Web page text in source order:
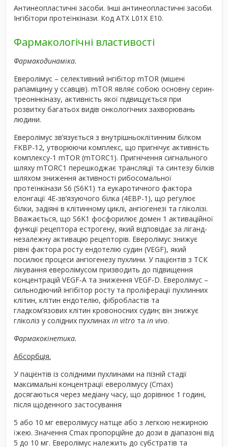
Антинеопластичні засоби. Інші антинеопластичні засоби.
Інгібітори протеїнкінази. Код АТХ L01X E10.
Фармакологічні властивості
Фармакодинаміка.
Еверолімус – селективний інгібітор mTOR (мішені
рапаміцину у ссавців). mTOR являє собою основну серин-
треонінкіназу, активність якої підвищується при
розвитку багатьох видів онкологічних захворювань
людини.
Еверолімус зв’язується з внутрішньоклітинним білком
FKBP-12, утворюючи комплекс, що пригнічує активність
комплексу-1 mTOR (mTORC1). Пригнічення сигнального
шляху mTORC1 перешкоджає трансляції та синтезу білків
шляхом зниження активності рибосомальної
протеїнкінази S6 (S6K1) та еукаротичного фактора
елонгації 4E-зв’язуючого білка (4EBP-1), що регулює
білки, задіяні в клітинному циклі, ангіогенезі та гліколізі.
Вважається, що S6K1 фосфорилює домен 1 активаційної
функції рецептора естрогену, який відповідає за ліганд-
незалежну активацію рецепторів. Еверолімус знижує
рівні фактора росту ендотелію судин (VEGF), який
посилює процеси ангіогенезу пухлини. У пацієнтів з ТСК
лікування еверолімусом призводить до підвищення
концентрацій VEGF‑A та зниження VEGF‑D. Еверолімус –
сильнодіючий інгібітор росту та проліферації пухлинних
клітин, клітин ендотелію, фібробластів та
гладком’язових клітин кровоносних судин; він знижує
гліколіз у солідних пухлинах in vitro та in vivo.
Фармакокінетика.
Абсорбція.
У пацієнтів із солідними пухлинами на пізній стадії
максимальні концентрації еверолімусу (Cmax)
досягаються через медіану часу, що дорівнює 1 годині,
після щоденного застосування
5 або 10 мг еверолімусу натще або з легкою нежирною
їжею. Значення Cmax пропорційне до дози в діапазоні від
5 до 10 мг. Еверолімус належить до субстратів та